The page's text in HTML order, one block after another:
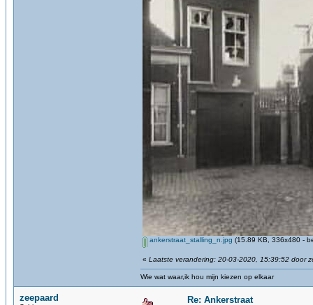
ankerstraat_stalling_n.jpg (15.89 KB, 336x480 -
« Laatste verandering: 20-03-2020, 15:39:52 door
Wie wat waar,ik hou mijn kiezen op elkaar
zeepaard Re: Ankerstraat